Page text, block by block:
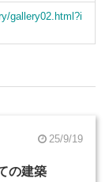
gallery02.html?i
25/9/19
の建築